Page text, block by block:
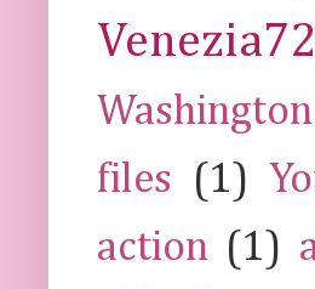
Venezia72
Washington
files
(1)
action (1)